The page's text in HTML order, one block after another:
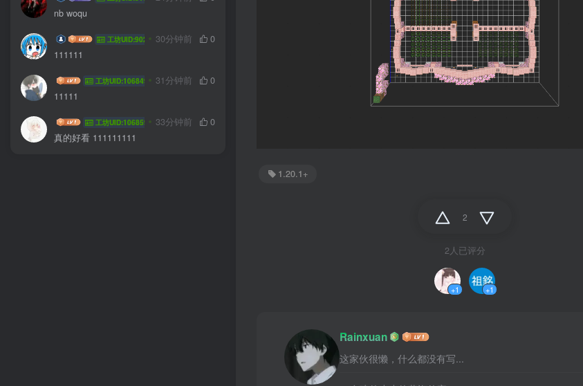
nb woqu
热血青年就是岛工坊UID:90251 30分钟前
0
111111
zzjcyt 工坊UID:106849 31分钟前
0
11111
qqauv 工坊UID:106859 33分钟前
0
真的好看 111111111
1.20.1+
2
2人已评分
+1 +1
Rainxuan
这家伙很懒，什么都没有写...